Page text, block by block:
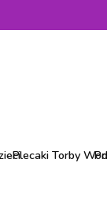
Plecaki Torby